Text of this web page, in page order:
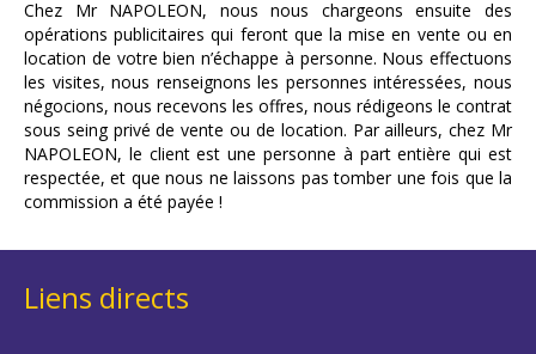
Chez Mr NAPOLEON, nous nous chargeons ensuite des
opérations publicitaires qui feront que la mise en vente ou en
location de votre bien n’échappe à personne. Nous effectuons
les visites, nous renseignons les personnes intéressées, nous
négocions, nous recevons les offres, nous rédigeons le contrat
sous seing privé de vente ou de location. Par ailleurs, chez Mr
NAPOLEON, le client est une personne à part entière qui est
respectée, et que nous ne laissons pas tomber une fois que la
commission a été payée !
Liens directs